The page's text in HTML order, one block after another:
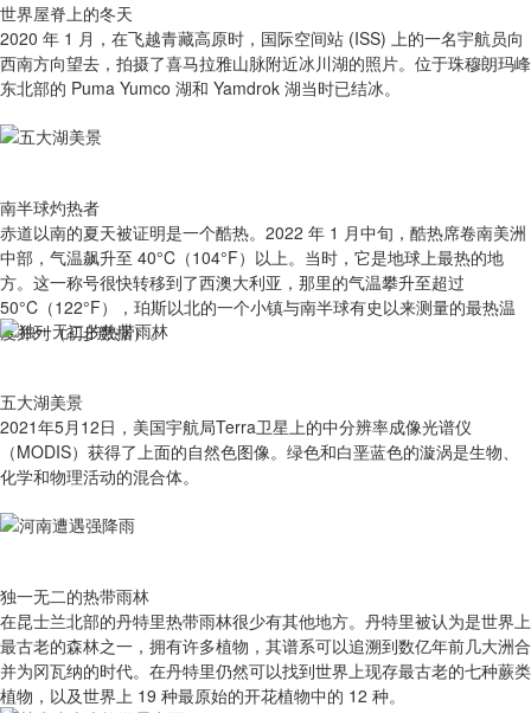
世界屋脊上的冬天
2020 年 1 月，在飞越青藏高原时，国际空间站 (ISS) 上的一名宇航员向
西南方向望去，拍摄了喜马拉雅山脉附近冰川湖的照片。位于珠穆朗玛峰
东北部的 Puma Yumco 湖和 Yamdrok 湖当时已结冰。
南半球灼热者
赤道以南的夏天被证明是一个酷热。2022 年 1 月中旬，酷热席卷南美洲
中部，气温飙升至 40°C（104°F）以上。当时，它是地球上最热的地
方。这一称号很快转移到了西澳大利亚，那里的气温攀升至超过
50°C（122°F），珀斯以北的一个小镇与南半球有史以来测量的最热温
度并列（初步数据）。
五大湖美景
2021年5月12日，美国宇航局Terra卫星上的中分辨率成像光谱仪
（MODIS）获得了上面的自然色图像。绿色和白垩蓝色的漩涡是生物、
化学和物理活动的混合体。
独一无二的热带雨林
在昆士兰北部的丹特里热带雨林很少有其他地方。丹特里被认为是世界上
最古老的森林之一，拥有许多植物，其谱系可以追溯到数亿年前几大洲合
并为冈瓦纳的时代。在丹特里仍然可以找到世界上现存最古老的七种蕨类
植物，以及世界上 19 种最原始的开花植物中的 12 种。